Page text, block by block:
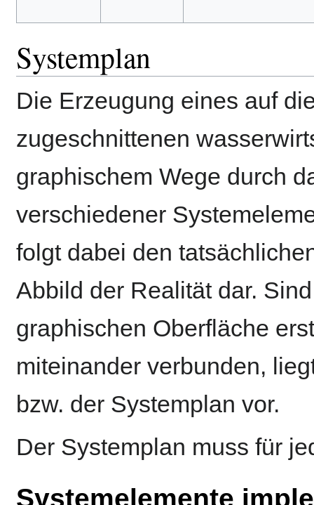
Systemplan
Die Erzeugung eines auf
zugeschnittenen
graphischem Wege durch
verschiedener
folgt dabei den
Abbild der Realität dar.
graphischen Oberfläche
miteinander verbunden,
bzw. der Systemplan vor.
Der Systemplan muss für
Systemelemente